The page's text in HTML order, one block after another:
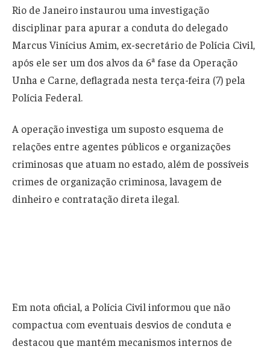
Rio de Janeiro instaurou uma investigação
disciplinar para apurar a conduta do delegado
Marcus Vinícius Amim, ex-secretário de Polícia Civil,
após ele ser um dos alvos da 6ª fase da Operação
Unha e Carne, deflagrada nesta terça-feira (7) pela
Polícia Federal.
A operação investiga um suposto esquema de
relações entre agentes públicos e organizações
criminosas que atuam no estado, além de possíveis
crimes de organização criminosa, lavagem de
dinheiro e contratação direta ilegal.
Em nota oficial, a Polícia Civil informou que não
compactua com eventuais desvios de conduta e
destacou que mantém mecanismos internos de